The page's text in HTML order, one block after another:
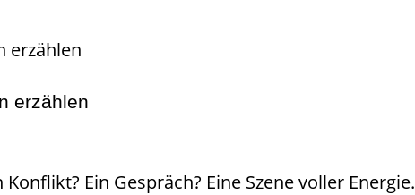
erzählen
Ein Gespräch? Eine Szene voller Energie.